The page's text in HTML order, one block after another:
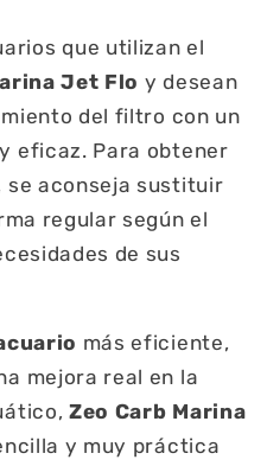
que utilizan el
Jet Flo y desean
del filtro con un
eficaz. Para obtener
se aconseja sustituir
regular según el
de sus
más eficiente,
mejora real en la
Zeo Carb Marina
y muy práctica